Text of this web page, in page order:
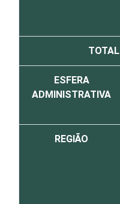
TOTAL
ESFERA
ADMINISTRATIVA
REGIÃO